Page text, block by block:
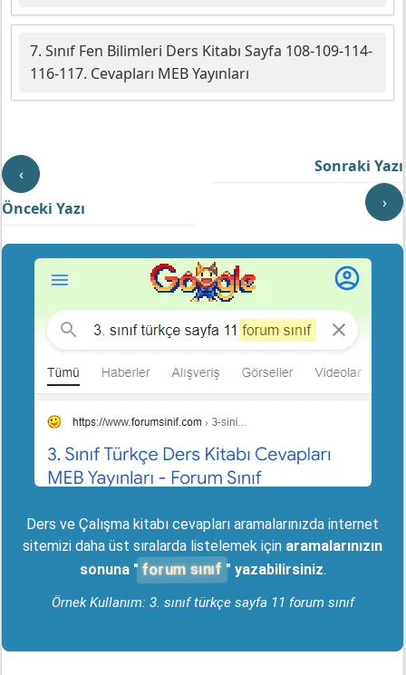
7. Sınıf Fen Bilimleri Ders Kitabı Sayfa 108-109-114-
116-117. Cevapları MEB Yayınları
‹
Önceki Yazı
Sonraki Yazı
›
Ders ve Çalışma kitabı cevapları aramalarınızda internet
sitemizi daha üst sıralarda listelemek için aramalarınızın
sonuna " forum sınıf " yazabilirsiniz.
Örnek Kullanım: 3. sınıf türkçe sayfa 11 forum sınıf